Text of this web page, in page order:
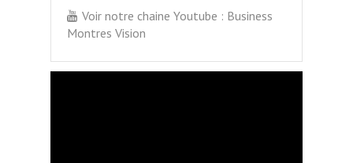
Voir notre chaine Youtube : Business
Montres Vision